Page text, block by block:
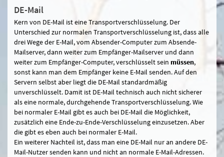
DE-Mail
Kern von DE-Mail ist eine Transportverschlüsselung. Der
Unterschied zur normalen Transportverschlüsselung ist, dass alle
drei Wege der E-Mail, vom Absender-Computer zum Absende-
Mailserver, dann weiter zum Empfänger-Mailserver und dann
weiter zum Empfänger-Computer, verschlüsselt sein müssen,
sonst kann man dem Empfänger keine E-Mail senden. Auf den
Servern selbst aber liegt die DE-Mail standardmäßig
unverschlüsselt. Damit ist DE-Mail technisch auch nicht sicherer
als eine normale, durchgehende Transportverschlüsselung. Wie
bei normaler E-Mail gibt es auch bei DE-Mail die Möglichkeit,
zusätzlich eine Ende-zu-Ende-Verschlüsselung einzusetzen. Aber
die gibt es eben auch bei normaler E-Mail.
Ein weiterer Nachteil ist, dass man eine DE-Mail nur an andere DE-
Mail-Nutzer senden kann und nicht an normale E-Mail-Adressen.